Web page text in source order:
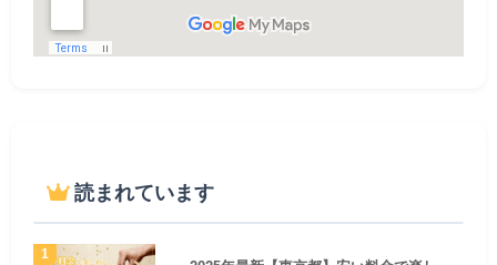
読まれています